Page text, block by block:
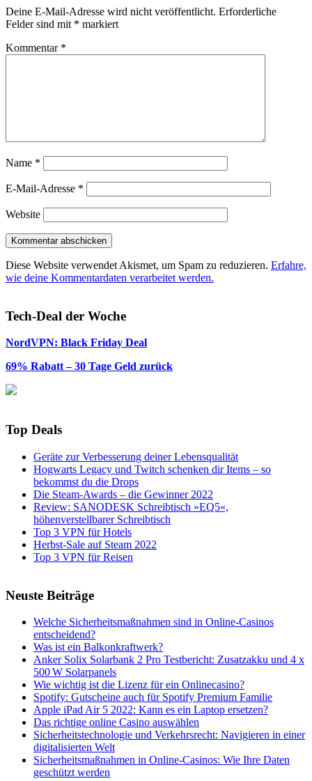
Deine E-Mail-Adresse wird nicht veröffentlicht. Erforderliche
Felder sind mit * markiert
Kommentar *
Name *
E-Mail-Adresse *
Website
Diese Website verwendet Akismet, um Spam zu reduzieren. Erfahre,
wie deine Kommentardaten verarbeitet werden.
Tech-Deal der Woche
NordVPN: Black Friday Deal
69% Rabatt – 30 Tage Geld zurück
Top Deals
Geräte zur Verbesserung deiner Lebensqualität
Hogwarts Legacy und Twitch schenken dir Items – so
bekommst du die Drops
Die Steam-Awards – die Gewinner 2022
Review: SANODESK Schreibtisch »EQ5«,
höhenverstellbarer Schreibtisch
Top 3 VPN für Hotels
Herbst-Sale auf Steam 2022
Top 3 VPN für Reisen
Neuste Beiträge
Welche Sicherheitsmaßnahmen sind in Online-Casinos
entscheidend?
Was ist ein Balkonkraftwerk?
Anker Solix Solarbank 2 Pro Testbericht: Zusatzakku und 4 x
500 W Solarpanels
Wie wichtig ist die Lizenz für ein Onlinecasino?
Spotify: Gutscheine auch für Spotify Premium Familie
Apple iPad Air 5 2022: Kann es ein Laptop ersetzen?
Das richtige online Casino auswählen
Sicherheitstechnologie und Verkehrsrecht: Navigieren in einer
digitalisierten Welt
Sicherheitsmaßnahmen in Online-Casinos: Wie Ihre Daten
geschützt werden